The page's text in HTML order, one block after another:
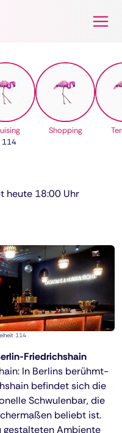
Shopping
114
heute 18:00 Uhr
114
Friedrichshain
In Berlins berühmt-
befindet sich die
Schwulenbar, die
beliebt ist.
gestalteten Ambiente